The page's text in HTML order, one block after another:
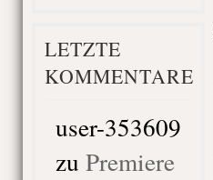
LETZTE
KOMMENTARE
user-353609
zu Premiere